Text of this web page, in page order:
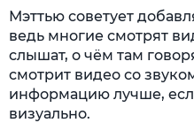
Мэттью советует
ведь многие смотрят
слышат, о чём там
смотрит видео со
информацию лучше,
визуально.